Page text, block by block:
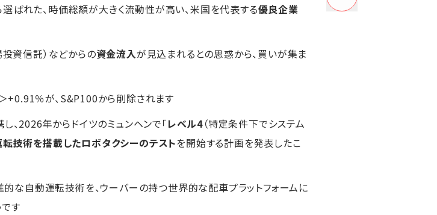
れた、時価総額が大きく流動性が高い、米国を代表する優良企業
資信託）などからの資金流入が見込まれるとの思惑から、買いが集ま
+0.91％が、S&P100から削除されます
2026年からドイツのミュンヘンで「レベル4（特定条件下でシステム
技術を搭載したロボタクシーのテストを開始する計画を発表したこ
な自動運転技術を、ウーバーの持つ世界的な配車プラットフォームに
す